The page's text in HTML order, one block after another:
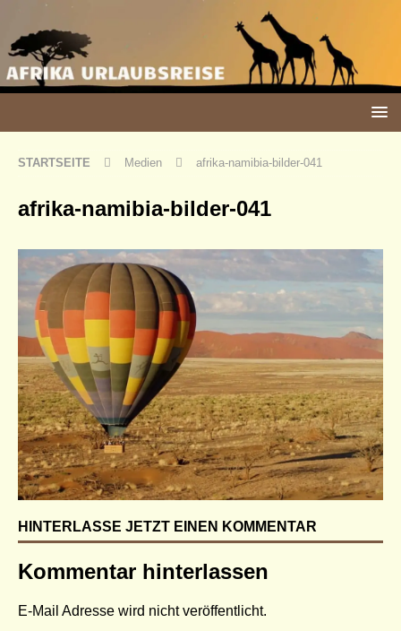
STARTSEITE Medien afrika-namibia-bilder-041
afrika-namibia-bilder-041
HINTERLASSE JETZT EINEN KOMMENTAR
Kommentar hinterlassen
E-Mail Adresse wird nicht veröffentlicht.